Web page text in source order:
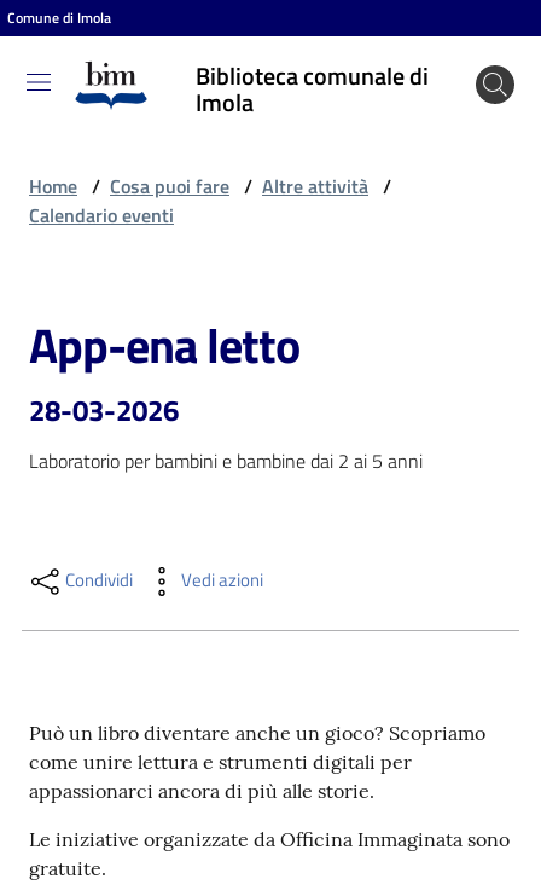
Vai al contenuto
Vai alla navigazione
Vai al footer
Comune di Imola
Biblioteca comunale di
Imola
Biblioteca
comunale
Cosa
puoi
fare
contenuti
Home / Cosa puoi fare / Altre attività /
Calendario eventi
Salta al contenuto
App-ena letto
28-03-2026
Laboratorio per bambini e bambine dai 2 ai 5 anni
Condividi Vedi azioni
Può un libro diventare anche un gioco? Scopriamo
come unire lettura e strumenti digitali per
appassionarci ancora di più alle storie.
Le iniziative organizzate da Officina Immaginata sono
gratuite.